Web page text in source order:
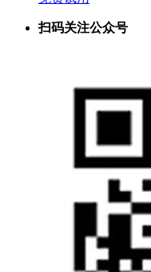
扫码关注公众号